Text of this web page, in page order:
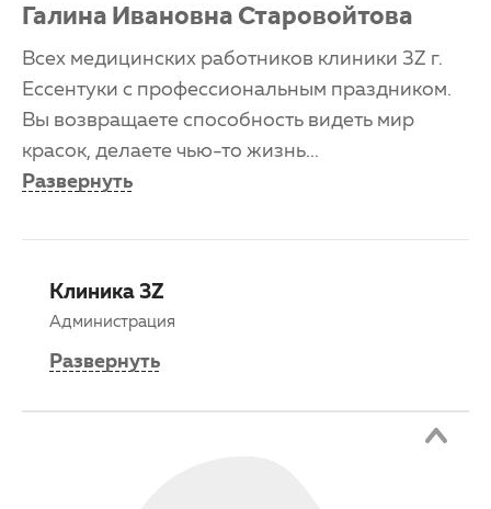
Галина Ивановна Старовойтова
Всех медицинских работников клиники 3Z г.
Ессентуки с профессиональным праздником.
Вы возвращаете способность видеть мир
красок, делаете чью-то жизнь...
Развернуть
Клиника 3Z
Администрация
Развернуть